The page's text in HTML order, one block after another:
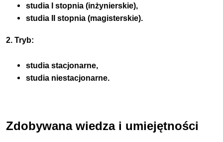
studia I stopnia (inżynierskie),
studia II stopnia (magisterskie).
2. Tryb:
studia stacjonarne,
studia niestacjonarne.
Zdobywana wiedza i umiejętności